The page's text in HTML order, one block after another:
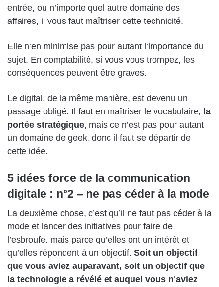
entrée, ou n’importe quel autre domaine des
affaires, il vous faut maîtriser cette technicité.
Elle n’en minimise pas pour autant l’importance du
sujet. En comptabilité, si vous vous trompez, les
conséquences peuvent être graves.
Le digital, de la même manière, est devenu un
passage obligé. Il faut en maîtriser le vocabulaire, la
portée stratégique, mais ce n’est pas pour autant
un domaine de geek, donc il faut se départir de
cette idée.
5 idées force de la communication
digitale : n°2 – ne pas céder à la mode
La deuxième chose, c’est qu’il ne faut pas céder à la
mode et lancer des initiatives pour faire de
l’esbroufe, mais parce qu’elles ont un intérêt et
qu’elles répondent à un objectif. Soit un objectif
que vous aviez auparavant, soit un objectif que
la technologie a révélé et auquel vous n’aviez